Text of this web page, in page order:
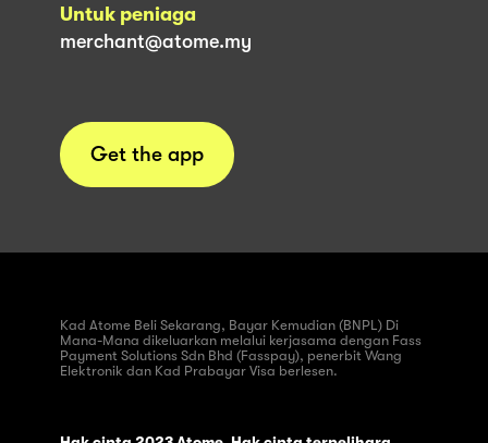
Untuk peniaga
merchant@atome.my
Get the app
Kad Atome Beli Sekarang, Bayar Kemudian (BNPL) Di
Mana-Mana dikeluarkan melalui kerjasama dengan Fass
Payment Solutions Sdn Bhd (Fasspay), penerbit Wang
Elektronik dan Kad Prabayar Visa berlesen.